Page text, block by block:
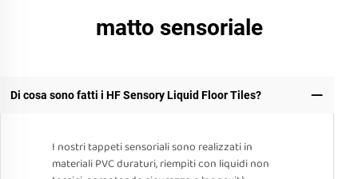
matto sensoriale
Di cosa sono fatti i HF Sensory Liquid Floor Tiles?
I nostri tappeti sensoriali sono realizzati in
materiali PVC duraturi, riempiti con liquidi non